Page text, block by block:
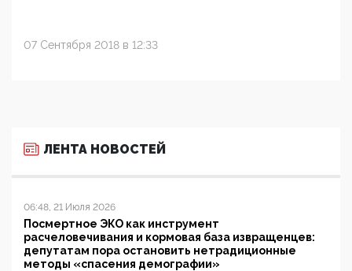
07 Сентября 2018 в 12:33
ЛЕНТА НОВОСТЕЙ
06:48, 21 Июля 2026
Посмертное ЭКО как инструмент
расчеловечивания и кормовая база извращенцев:
депутатам пора остановить нетрадиционные
методы «спасения демографии»